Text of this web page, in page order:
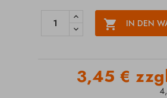
 IN DEN
3,45 €